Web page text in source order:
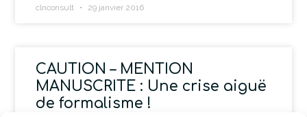
clnconsult 29 janvier 2016
CAUTION – MENTION
MANUSCRITE : Une crise aiguë
de formalisme !